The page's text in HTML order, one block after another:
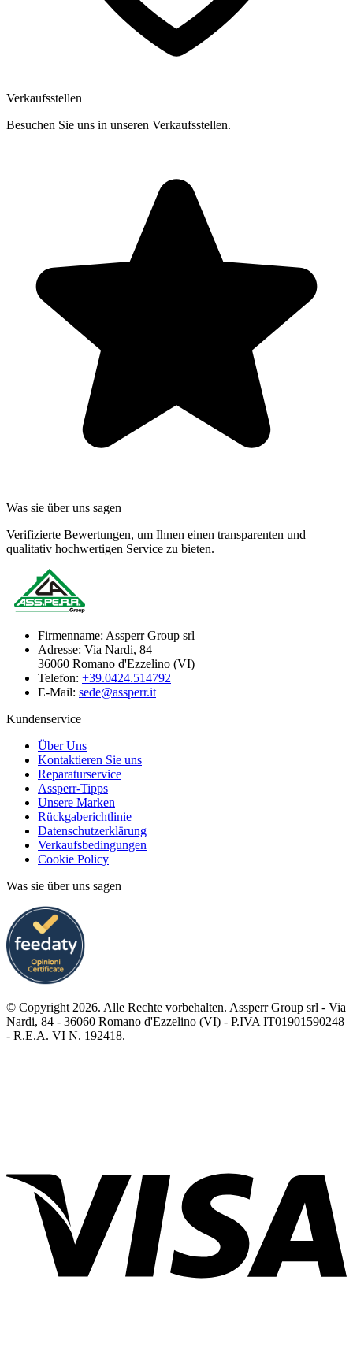
Verkaufsstellen
Besuchen Sie uns in unseren Verkaufsstellen.
Was sie über uns sagen
Verifizierte Bewertungen, um Ihnen einen transparenten und
qualitativ hochwertigen Service zu bieten.
Firmenname: Assperr Group srl
Adresse: Via Nardi, 84
36060 Romano d'Ezzelino (VI)
Telefon: +39.0424.514792
E-Mail: sede@assperr.it
Kundenservice
Über Uns
Kontaktieren Sie uns
Reparaturservice
Assperr-Tipps
Unsere Marken
Rückgaberichtlinie
Datenschutzerklärung
Verkaufsbedingungen
Cookie Policy
Was sie über uns sagen
© Copyright 2026. Alle Rechte vorbehalten. Assperr Group srl - Via
Nardi, 84 - 36060 Romano d'Ezzelino (VI) - P.IVA IT01901590248
- R.E.A. VI N. 192418.